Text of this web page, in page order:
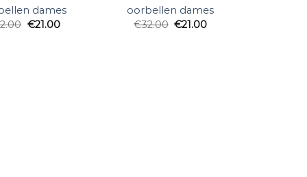
dames
€21.00
oorbellen dames
€32.00 €21.00